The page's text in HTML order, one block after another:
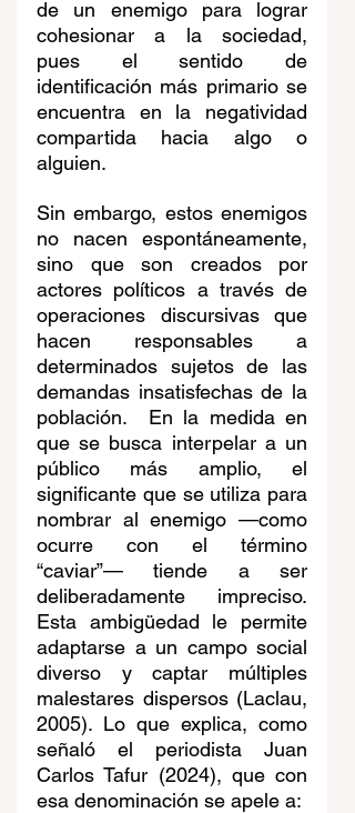
de un enemigo para lograr
cohesionar a la sociedad,
pues el sentido de
identificación más primario se
encuentra en la negatividad
compartida hacia algo o
alguien.
Sin embargo, estos enemigos
no nacen espontáneamente,
sino que son creados por
actores políticos a través de
operaciones discursivas que
hacen responsables a
determinados sujetos de las
demandas insatisfechas de la
población.  En la medida en
que se busca interpelar a un
público más amplio, el
significante que se utiliza para
nombrar al enemigo —como
ocurre con el término
“caviar”— tiende a ser
deliberadamente impreciso.
Esta ambigüedad le permite
adaptarse a un campo social
diverso y captar múltiples
malestares dispersos (Laclau,
2005). Lo que explica, como
señaló el periodista Juan
Carlos Tafur (2024), que con
esa denominación se apele a: